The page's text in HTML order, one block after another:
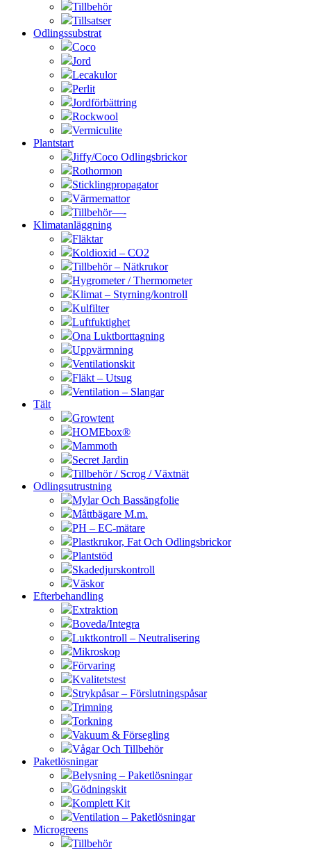
Tillbehör
Tillsatser
Odlingssubstrat
Coco
Jord
Lecakulor
Perlit
Jordförbättring
Rockwool
Vermiculite
Plantstart
Jiffy/Coco Odlingsbrickor
Rothormon
Sticklingpropagator
Värmemattor
Tillbehör—-
Klimatanläggning
Fläktar
Koldioxid – CO2
Tillbehör – Nätkrukor
Hygrometer / Thermometer
Klimat – Styrning/kontroll
Kulfilter
Luftfuktighet
Ona Luktborttagning
Uppvärmning
Ventilationskit
Fläkt – Utsug
Ventilation – Slangar
Tält
Growtent
HOMEbox®
Mammoth
Secret Jardin
Tillbehör / Scrog / Växtnät
Odlingsutrustning
Mylar Och Bassängfolie
Måttbägare M.m.
PH – EC-mätare
Plastkrukor, Fat Och Odlingsbrickor
Plantstöd
Skadedjurskontroll
Väskor
Efterbehandling
Extraktion
Boveda/Integra
Luktkontroll – Neutralisering
Mikroskop
Förvaring
Kvalitetstest
Strykpåsar – Förslutningspåsar
Trimning
Torkning
Vakuum & Försegling
Vågar Och Tillbehör
Paketlösningar
Belysning – Paketlösningar
Gödningskit
Komplett Kit
Ventilation – Paketlösningar
Microgreens
Tillbehör